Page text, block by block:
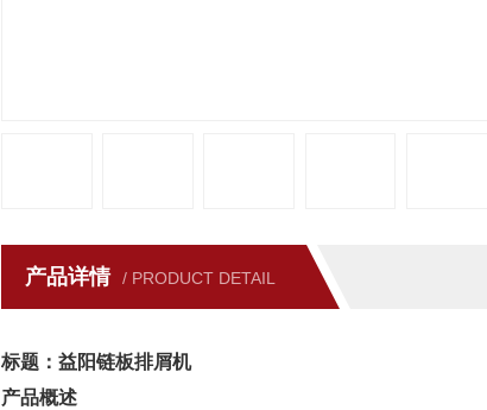
产品详情 / PRODUCT DETAIL
标题：益阳链板排屑机
产品概述